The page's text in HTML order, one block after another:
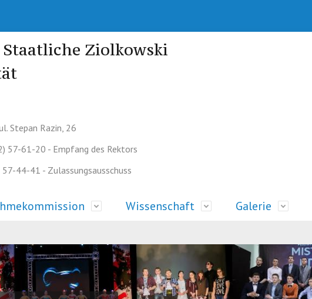
Staatliche Ziolkowski
Stepan Razin, 26
57-61-20 - Empfang des Rektors
41 - Zulassungsausschuss
Fakultäten Esszimmer
Bibliothek Turnhalle
Aufnahme auf der
Universitätskursausbildung
Aufnahme auf die
Vorbereitungsabteilung
Wissenschaft
Wissenschaftliche Untersuchung
Galerie
Videogalerie